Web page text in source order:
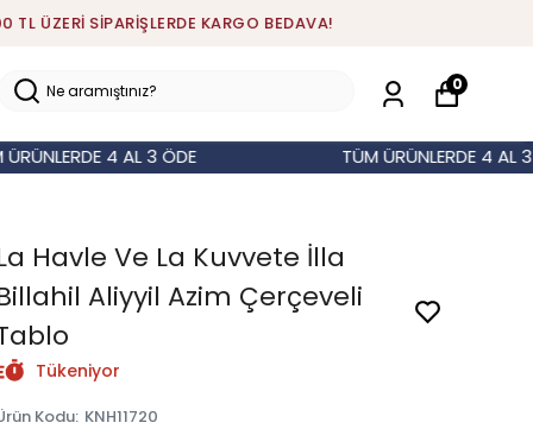
0
4 AL 3 ÖDE
TÜM ÜRÜNLERDE 4 AL 3 ÖDE
Havle Ve La Kuvvete İlla
Aliyyil Azim Çerçeveli
Tükeniyor
Kodu: KNH11720